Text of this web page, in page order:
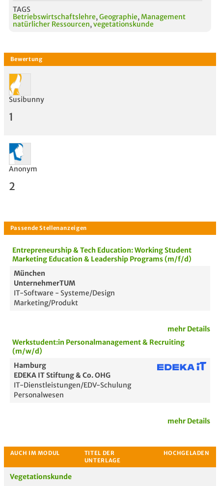
TAGS
Betriebswirtschaftslehre, Geographie, Management
natürlicher Ressourcen, vegetationskunde
Bewertung
Susibunny
1
Anonym
2
Entrepreneurship & Tech Education: Working Student
Marketing Education & Leadership Programs (m/f/d)
München
UnternehmerTUM
IT-Software - Systeme/Design
Marketing/Produkt
mehr Details
Werkstudent:in Personalmanagement & Recruiting
(m/w/d)
Hamburg
EDEKA IT Stiftung & Co. OHG
IT-Dienstleistungen/EDV-Schulung
Personalwesen
mehr Details
Vegetationskunde